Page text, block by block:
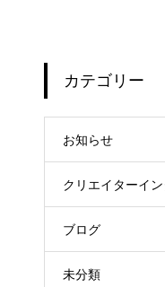
カテゴリー
お知らせ
クリエイターイ
ブログ
未分類